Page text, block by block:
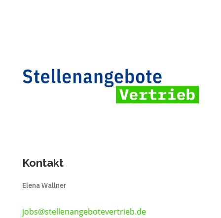
Kontakt
Elena Wallner
jobs@stellenangebotevertrieb.de